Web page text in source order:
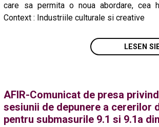
care sa permita o noua abordare, cea
Context : Industriile culturale si creative
LESEN
AFIR-Comunicat de presa
sesiunii de depunere a cererilor
pentru submasurile 9.1 si 9.1a